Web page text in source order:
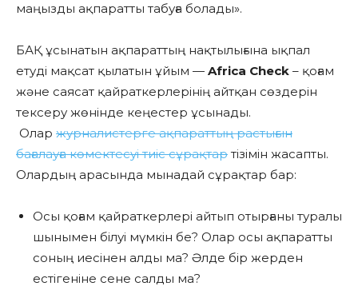
маңызды ақпаратты табуға болады».
БАҚ ұсынатын ақпараттың нақтылығына ықпал
етуді мақсат қылатын ұйым — Africa Check – қоғам
және саясат қайраткерлерінің айтқан сөздерін
тексеру жөнінде кеңестер ұсынады.
Олар журналистерге ақпараттың растығын
бағалауға көмектесуі тиіс сұрақтар тізімін жасапты.
Олардың арасында мынадай сұрақтар бар:
Осы қоғам қайраткерлері айтып отырғаны туралы
шынымен білуі мүмкін бе? Олар осы ақпаратты
соның иесінен алды ма? Әлде бір жерден
естігеніне сене салды ма?